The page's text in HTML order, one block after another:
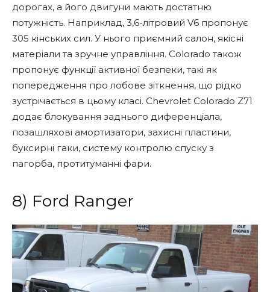
дорогах, а його двигуни мають достатню
потужність. Наприклад, 3,6-літровий V6 пропонує
305 кінських сил. У нього приємний салон, якісні
матеріали та зручне управління. Colorado також
пропонує функції активної безпеки, такі як
попередження про лобове зіткнення, що рідко
зустрічається в цьому класі. Chevrolet Colorado Z71
додає блокування заднього диференціала,
позашляхові амортизатори, захисні пластини,
буксирні гаки, систему контролю спуску з
пагорба, протитуманні фари.
8) Ford Ranger